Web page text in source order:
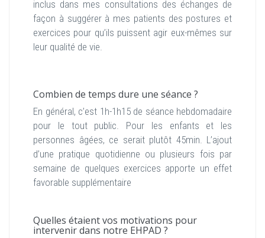
inclus dans mes consultations des échanges de
façon à suggérer à mes patients des postures et
exercices pour qu’ils puissent agir eux-mêmes sur
leur qualité de vie.
Combien de temps dure une séance ?
En général, c’est 1h-1h15 de séance hebdomadaire
pour le tout public. Pour les enfants et les
personnes âgées, ce serait plutôt 45min. L’ajout
d’une pratique quotidienne ou plusieurs fois par
semaine de quelques exercices apporte un effet
favorable supplémentaire
Quelles étaient vos motivations pour
intervenir dans notre EHPAD ?